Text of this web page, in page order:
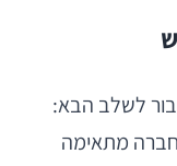
לשלב הבא:
חברה מתאימה